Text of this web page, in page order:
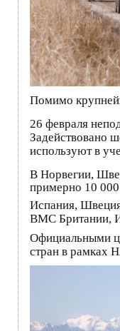
Помимо
26 февраля
Задействовано
используют в
В Норвегии,
примерно 10
Испания,
ВМС Британии,
Официальными
стран в рамках